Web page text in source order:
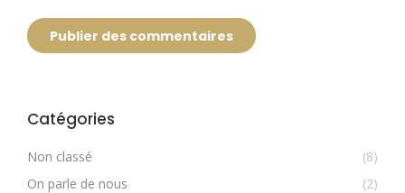
Publier des commentaires
Catégories
Non classé
(8)
On parle de nous
(2)